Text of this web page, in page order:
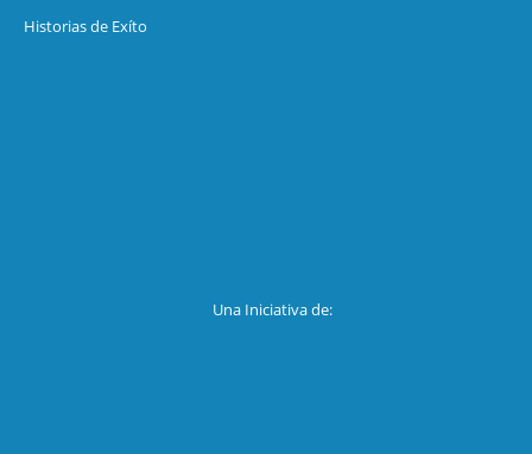
Historias de Exíto
Una Iniciativa de: